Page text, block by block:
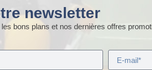
newsletter
bons plans et nos dernières offres